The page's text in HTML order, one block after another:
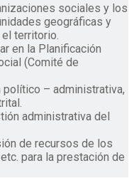
sociales y los
geográficas y
territorio.
en la Planificación
(Comité de
– administrativa,
administrativa del
de recursos de los
para la prestación de